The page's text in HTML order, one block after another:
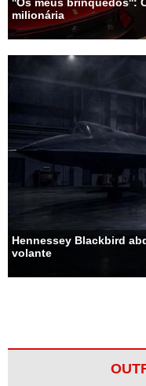
milionária
Hennessey Blackbird
volante